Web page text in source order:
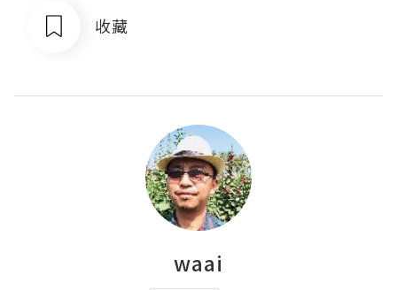
收藏
waai